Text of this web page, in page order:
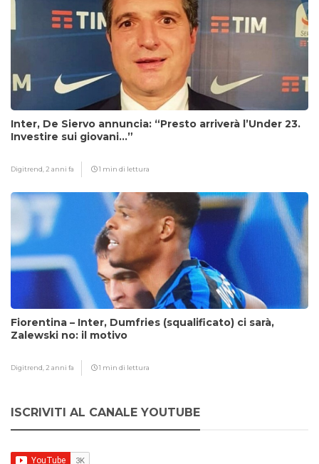
Inter, De Siervo annuncia: “Presto arriverà l’Under 23.
Investire sui giovani…”
Digitrend, 2 anni fa 1 min di lettura
Fiorentina – Inter, Dumfries (squalificato) ci sarà,
Zalewski no: il motivo
Digitrend, 2 anni fa 1 min di lettura
ISCRIVITI AL CANALE YOUTUBE